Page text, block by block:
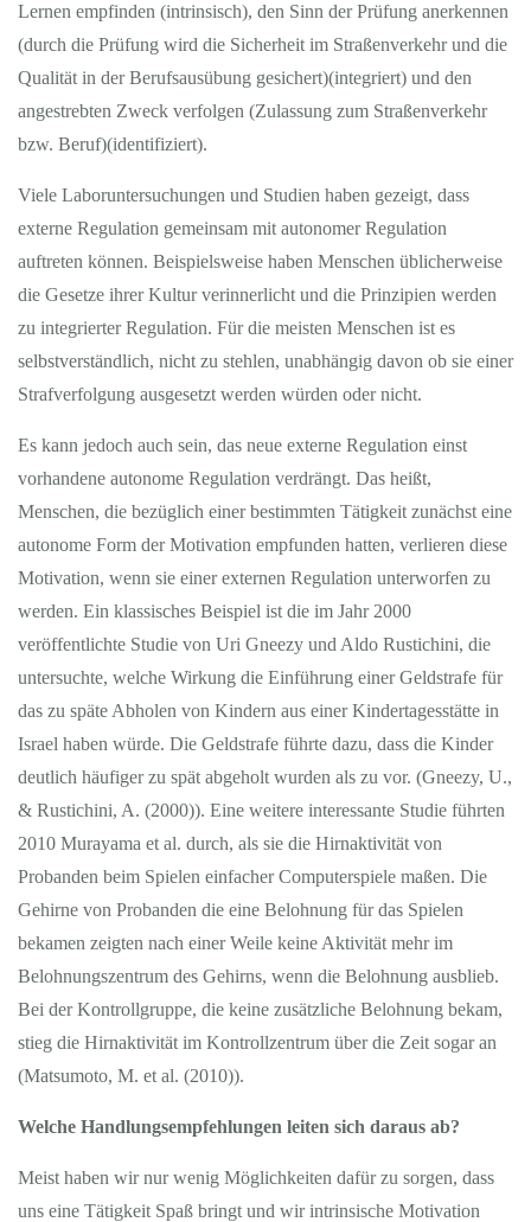
Lernen empfinden (intrinsisch), den Sinn der Prüfung anerkennen
(durch die Prüfung wird die Sicherheit im Straßenverkehr und die
Qualität in der Berufsausübung gesichert)(integriert) und den
angestrebten Zweck verfolgen (Zulassung zum Straßenverkehr
bzw. Beruf)(identifiziert).
Viele Laboruntersuchungen und Studien haben gezeigt, dass
externe Regulation gemeinsam mit autonomer Regulation
auftreten können. Beispielsweise haben Menschen üblicherweise
die Gesetze ihrer Kultur verinnerlicht und die Prinzipien werden
zu integrierter Regulation. Für die meisten Menschen ist es
selbstverständlich, nicht zu stehlen, unabhängig davon ob sie einer
Strafverfolgung ausgesetzt werden würden oder nicht.
Es kann jedoch auch sein, das neue externe Regulation einst
vorhandene autonome Regulation verdrängt. Das heißt,
Menschen, die bezüglich einer bestimmten Tätigkeit zunächst eine
autonome Form der Motivation empfunden hatten, verlieren diese
Motivation, wenn sie einer externen Regulation unterworfen zu
werden. Ein klassisches Beispiel ist die im Jahr 2000
veröffentlichte Studie von Uri Gneezy und Aldo Rustichini, die
untersuchte, welche Wirkung die Einführung einer Geldstrafe für
das zu späte Abholen von Kindern aus einer Kindertagesstätte in
Israel haben würde. Die Geldstrafe führte dazu, dass die Kinder
deutlich häufiger zu spät abgeholt wurden als zu vor. (Gneezy, U.,
& Rustichini, A. (2000)). Eine weitere interessante Studie führten
2010 Murayama et al. durch, als sie die Hirnaktivität von
Probanden beim Spielen einfacher Computerspiele maßen. Die
Gehirne von Probanden die eine Belohnung für das Spielen
bekamen zeigten nach einer Weile keine Aktivität mehr im
Belohnungszentrum des Gehirns, wenn die Belohnung ausblieb.
Bei der Kontrollgruppe, die keine zusätzliche Belohnung bekam,
stieg die Hirnaktivität im Kontrollzentrum über die Zeit sogar an
(Matsumoto, M. et al. (2010)).
Welche Handlungsempfehlungen leiten sich daraus ab?
Meist haben wir nur wenig Möglichkeiten dafür zu sorgen, dass
uns eine Tätigkeit Spaß bringt und wir intrinsische Motivation